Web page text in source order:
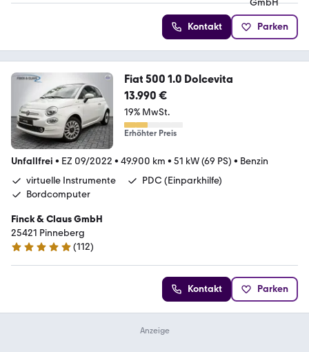
Kontakt Parken
Fiat 500 1.0 Dolcevita
13.990 €
19% MwSt.
Erhöhter Preis
Unfallfrei • EZ 09/2022 • 49.900 km • 51 kW (69 PS) • Benzin
virtuelle Instrumente
PDC (Einparkhilfe)
Bordcomputer
Finck & Claus GmbH
25421 Pinneberg
4.9 Sterne
(112)
Kontakt Parken